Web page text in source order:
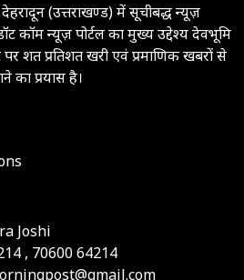
(उत्तराखण्ड) में सूचीबद्ध न्यूज़
डॉट कॉम न्यूज़ पोर्टल का मुख्य उद्देश्य देवभूमि
शत प्रतिशत खरी एवं प्रमाणिक खबरों से
प्रयास है।
Joshi
, 70600 64214